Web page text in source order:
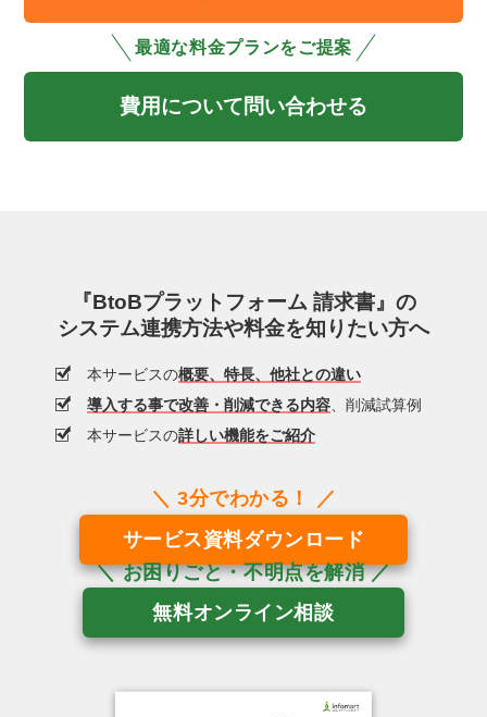
最適な料金プランをご提案
費用について問い合わせる
『BtoBプラットフォーム 請求書』の
システム連携方法や料金を知りたい方へ
本サービスの概要、特長、他社との違い
導入する事で改善・削減できる内容、削減試算例
本サービスの詳しい機能をご紹介
サービス資料ダウンロード
無料オンライン相談